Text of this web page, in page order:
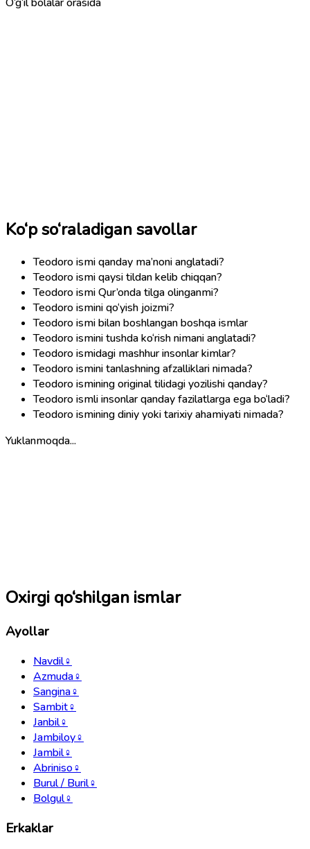
Ko‘p so‘raladigan savollar
Teodoro ismi qanday ma’noni anglatadi?
Teodoro ismi qaysi tildan kelib chiqqan?
Teodoro ismi Qur’onda tilga olinganmi?
Teodoro ismini qo‘yish joizmi?
Teodoro ismi bilan boshlangan boshqa ismlar
Teodoro ismini tushda ko‘rish nimani anglatadi?
Teodoro ismidagi mashhur insonlar kimlar?
Teodoro ismini tanlashning afzalliklari nimada?
Teodoro ismining original tilidagi yozilishi qanday?
Teodoro ismli insonlar qanday fazilatlarga ega bo‘ladi?
Teodoro ismining diniy yoki tarixiy ahamiyati nimada?
Yuklanmoqda...
Oxirgi qo‘shilgan ismlar
Ayollar
Navdil♀
Azmuda♀
Sangina♀
Sambit♀
Janbil♀
Jambiloy♀
Jambil♀
Abriniso♀
Burul / Buril♀
Bolgul♀
Erkaklar